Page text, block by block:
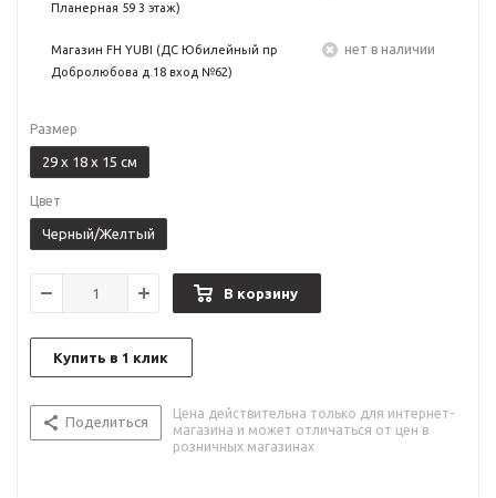
Планерная 59 3 этаж)
Магазин FH YUBI (ДС Юбилейный пр
Добролюбова д.18 вход №62)
Нет в наличии
Размер
29 x 18 x 15 см
Цвет
Черный/Желтый
В корзину
Купить в 1 клик
Поделиться
Цена действительна только для интернет-
магазина и может отличаться от цен в
розничных магазинах